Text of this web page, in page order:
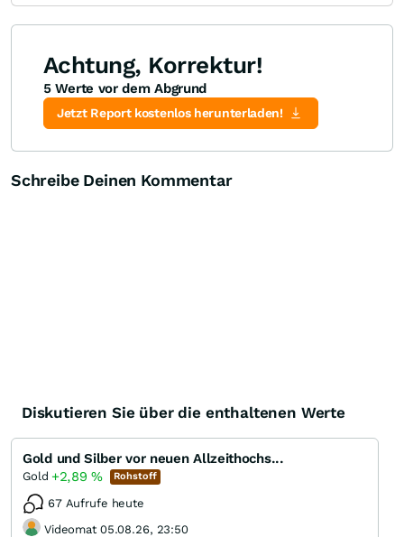
Achtung, Korrektur!
5 Werte vor dem Abgrund
Jetzt Report kostenlos herunterladen!
Schreibe Deinen Kommentar
Diskutieren Sie über die enthaltenen Werte
Gold und Silber vor neuen Allzeithochs...
Gold +2,89% Rohstoff
67 Aufrufe heute
Videomat 05.08.26, 23:50